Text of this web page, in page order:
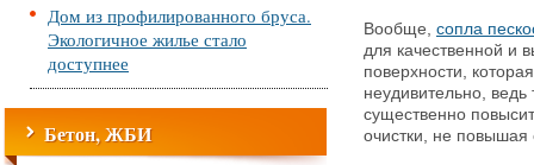
Дом из профилированного бруса.
Экологичное жилье стало
доступнее
Бетон, ЖБИ
Вообще, сопла
для качественной и
поверхности,
неудивительно,
существенно
очистки, не повышая